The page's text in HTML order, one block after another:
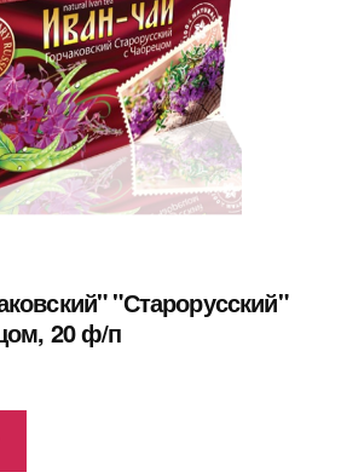
"Старорусский"
20 ф/п